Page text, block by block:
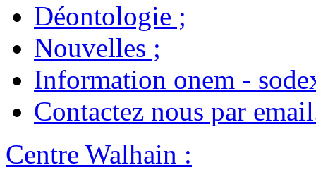
Déontologie ;
Nouvelles ;
Information onem -
Contactez nous par email
Centre Walhain :